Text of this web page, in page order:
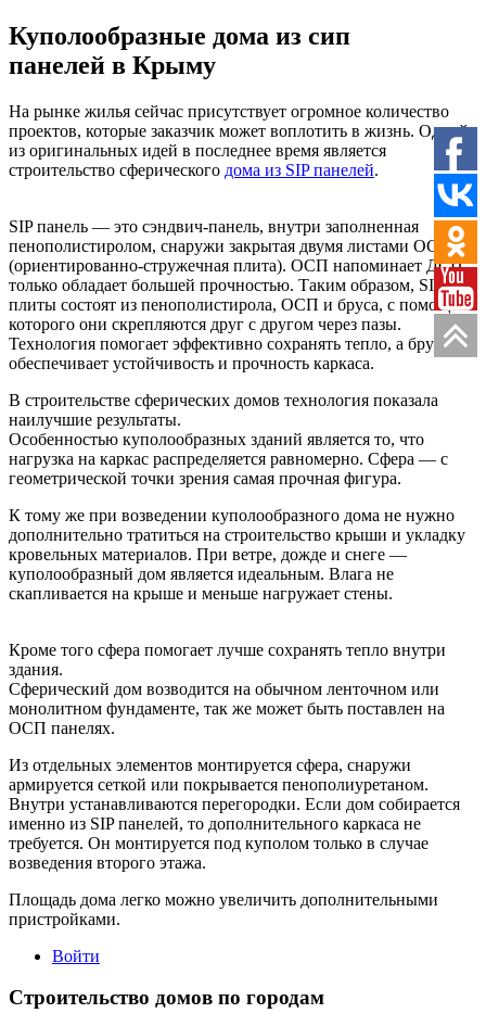
Куполообразные дома из сип
панелей в Крыму
На рынке жилья сейчас присутствует огромное количество
проектов, которые заказчик может воплотить в жизнь. Одной
из оригинальных идей в последнее время является
строительство сферического дома из SIP панелей.
SIP панель — это сэндвич-панель, внутри заполненная
пенополистиролом, снаружи закрытая двумя листами ОСП
(ориентированно-стружечная плита). ОСП напоминает ДСП,
только обладает большей прочностью. Таким образом, SIP
плиты состоят из пенополистирола, ОСП и бруса, с помощью
которого они скрепляются друг с другом через пазы.
Технология помогает эффективно сохранять тепло, а брус
обеспечивает устойчивость и прочность каркаса.
В строительстве сферических домов технология показала
наилучшие результаты.
Особенностью куполообразных зданий является то, что
нагрузка на каркас распределяется равномерно. Сфера — с
геометрической точки зрения самая прочная фигура.
К тому же при возведении куполообразного дома не нужно
дополнительно тратиться на строительство крыши и укладку
кровельных материалов. При ветре, дожде и снеге —
куполообразный дом является идеальным. Влага не
скапливается на крыше и меньше нагружает стены.
Кроме того сфера помогает лучше сохранять тепло внутри
здания.
Сферический дом возводится на обычном ленточном или
монолитном фундаменте, так же может быть поставлен на
ОСП панелях.
Из отдельных элементов монтируется сфера, снаружи
армируется сеткой или покрывается пенополиуретаном.
Внутри устанавливаются перегородки. Если дом собирается
именно из SIP панелей, то дополнительного каркаса не
требуется. Он монтируется под куполом только в случае
возведения второго этажа.
Площадь дома легко можно увеличить дополнительными
пристройками.
Войти
Строительство домов по городам